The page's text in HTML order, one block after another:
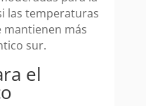
las temperaturas
más
sur.
el